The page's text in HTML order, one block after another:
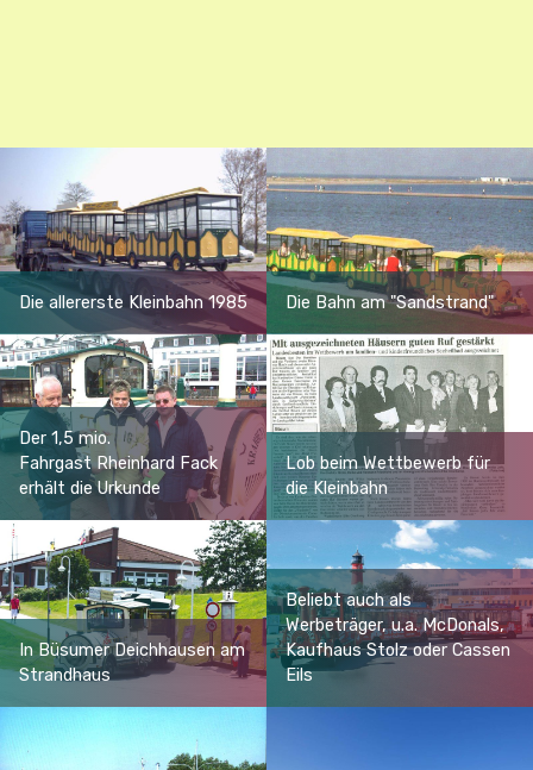
Die allererste Kleinbahn 1985 Die Bahn am "Sandstrand"
Der 1,5 mio.
Fahrgast Rheinhard Fack
erhält die Urkunde
Lob beim Wettbewerb für
die Kleinbahn
In Büsumer Deichhausen am
Strandhaus
Beliebt auch als
Werbeträger, u.a. McDonals,
Kaufhaus Stolz oder Cassen
Eils